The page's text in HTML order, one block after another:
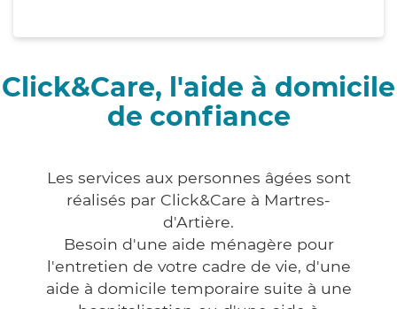
Click&Care, l'aide à domicile
de confiance
Les services aux personnes âgées sont
réalisés par Click&Care à Martres-
d'Artière.
Besoin d'une aide ménagère pour
l'entretien de votre cadre de vie, d'une
aide à domicile temporaire suite à une